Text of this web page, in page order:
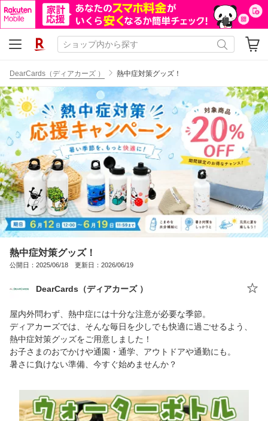
DearCards（ディアカーズ ） 熱中症対策グッズ！
熱中症対策グッズ！
公開日：2025/06/18 更新日：2026/06/19
DearCards（ディアカーズ ）
屋内外問わず、熱中症には十分な注意が必要な季節。
ディアカーズでは、そんな毎日を少しでも快適に過ごせるよう、
熱中症対策グッズをご用意しました！
お子さまのおでかけや通園・通学、アウトドアや通勤にも。
暑さに負けない準備、今すぐ始めませんか？